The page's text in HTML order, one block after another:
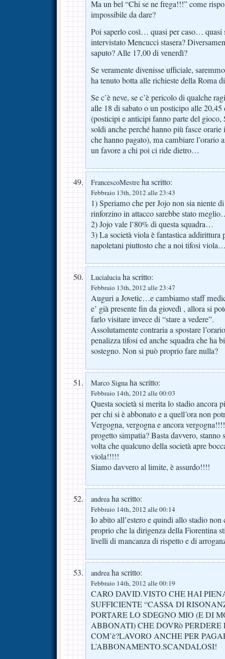
Ma un bel “Chi se ne frega!!!” come
impossibile da dare?
Poi saperlo così… quasi per caso… quasi
intervistato Mencucci stasera?
saputo? Alle 17,00 di venerdì?
Se veramente divenisse ufficiale,
ha tenuto botta alle richieste della Roma
Se c’è neve, se c’è pericolo di qualche
alle 18 di sabato o un posticipo alle
(posticipi e anticipi fanno parte del
soldi anche perché hanno più fasce
che hanno pagato), ma cambiare l’orario
un favore a chi poi ci ride dietro…
FrancescoMestre ha scritto:
Febbraio 13th, 2012 alle 23:43
1) Speriamo che per Jojo non sia niente
rinforzino in attacco sarebbe stato
2) Jojo vale l’80% di questa squadra…
3) La società viola è fantastica addirittura
napoletani piuttosto che a noi tifosi
Lucialuciaha scritto:
Febbraio 13th, 2012 alle 23:47
Auguri a Jovetic…e cambiamo staff
e’ già presente fin da giovedì , allora si
farlo visitare invece di “stare a vedere”.
Assolutamente contraria a spostare
penalizza tifosi ed anche squadra che ha
sostegno. Non si può proprio fare nulla?
Marco Signaha scritto:
Febbraio 14th, 2012 alle 00:03
Questa società si merita lo stadio ancora
per chi si è abbonato e a quell’ora non
Vergogna, vergogna e ancora
progetto simpatia? Basta davvero,
volta che qualcuno della società apre
viola!!!!!
Siamo davvero al limite, è assurdo!!!!
andreaha scritto:
Febbraio 14th, 2012 alle 00:14
Io abito all’estero e quindi allo stadio
proprio che la dirigenza della Fiorentina
livelli di mancanza di rispetto e di
andreaha scritto:
Febbraio 14th, 2012 alle 00:19
CARO DAVID.VISTO CHE HAI
SUFFICIENTE “CASSA DI
PORTARE LO SDEGNO MIO (E DI
ABBONATI) CHE DOVRò PERDERE
COM’è?LAVORO ANCHE PER
L’ABBONAMENTO.SCANDALOSI!